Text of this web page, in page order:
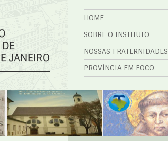
HOME
SOBRE O INSTITUTO
NOSSAS FRATERNIDADES
PROVÍNCIA EM FOCO